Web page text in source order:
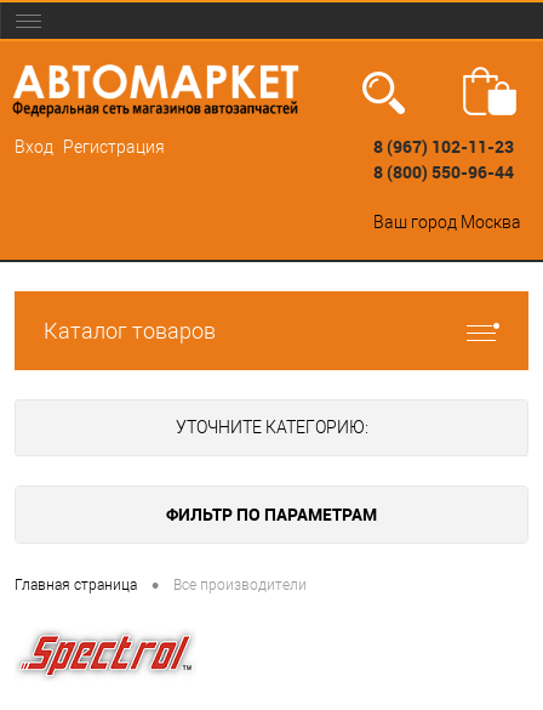
Вход Регистрация
8 (967) 102-11-23
8 (800) 550-96-44
Ваш город Москва
Каталог товаров
УТОЧНИТЕ КАТЕГОРИЮ:
ФИЛЬТР ПО ПАРАМЕТРАМ
Главная страница • Все производители